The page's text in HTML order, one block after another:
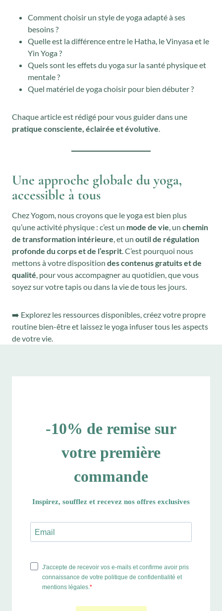
Comment choisir un style de yoga adapté à ses
besoins ?
Quelle est la différence entre le Hatha, le Vinyasa et le
Yin Yoga ?
Quels sont les effets du yoga sur la santé physique et
mentale ?
Quel matériel de yoga choisir pour bien débuter ?
Chaque article est rédigé pour vous guider dans une
pratique consciente, éclairée et évolutive.
Une approche globale du yoga,
accessible à tous
Chez Yogom, nous croyons que le yoga est bien plus
qu’une activité physique : c’est un mode de vie, un chemin
de transformation intérieure, et un outil de régulation
profonde du corps et de l’esprit. C’est pourquoi nous
mettons à votre disposition des contenus gratuits et de
qualité, pour vous accompagner au quotidien, que vous
soyez sur votre tapis ou dans la vie de tous les jours.
➡️ Explorez les ressources disponibles, créez votre propre
routine bien-être et laissez le yoga infuser tous les aspects
de votre vie.